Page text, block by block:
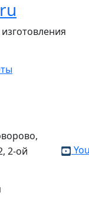
2-ой